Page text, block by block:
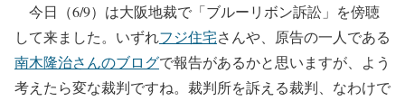
今日（6/9）は大阪地裁で「ブルーリボン訴訟」を傍聴
して来ました。いずれフジ住宅さんや、原告の一人である
南木隆治さんのブログで報告があるかと思いますが、よう
考えたら変な裁判ですね。裁判所を訴える裁判、なわけで